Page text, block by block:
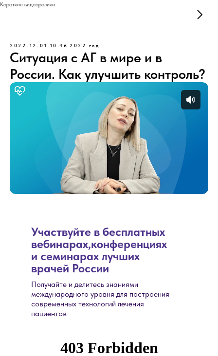
Короткие видеоролики
2022-12-01 10:46 2022 год
Ситуация с АГ в мире и в
России. Как улучшить контроль?
Получайте и делитесь знаниями
международного уровня для построения
современных технологий лечения
пациентов
Участвуйте в бесплатных
вебинарах,конференциях
и семинарах лучших
врачей России